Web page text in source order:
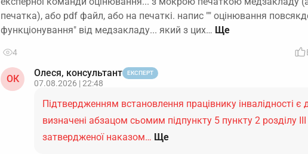
печатка), або pdf файл, або на печаткі. напис "" оцінювання
функціонування" від медзакладу... який з цих…
4
ОК
Олеся, консультант ЕКСПЕРТ
07.08.2026 | 22:48
Підтвердженням встановлення працівнику інвалідності є
визначені абзацом сьомим підпункту 5 пункту 2 розділу ІІІ
затвердженої наказом… Ще